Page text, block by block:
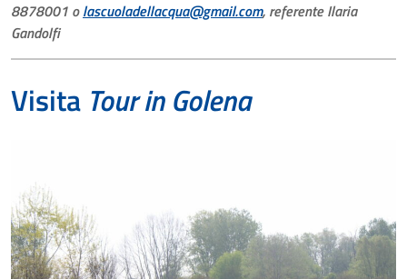
8878001 olascuoladellacqua@gmail.com, referente Ilaria
Gandolfi
Visita Tour in Golena